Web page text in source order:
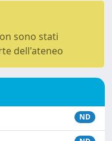
sono stati
dell'ateneo
ND